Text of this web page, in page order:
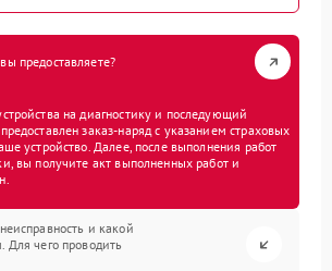
предоставляете?
на диагностику и последующий
заказ-наряд с указанием страховых
устройство. Далее, после выполнения работ
вы получите акт выполненных работ и
и какой
Для чего проводить